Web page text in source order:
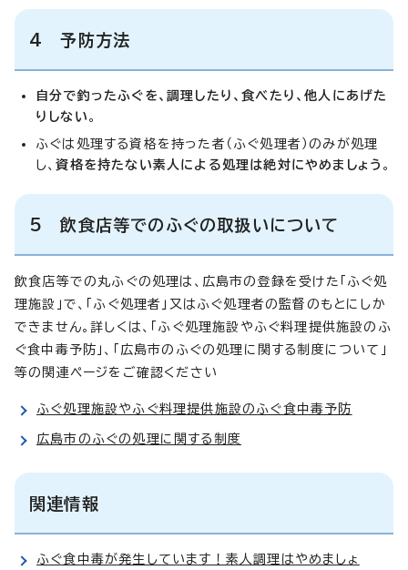
4 予防方法
自分で釣ったふぐを、調理したり、食べたり、他人にあげた
りしない 。
ふぐは処理する資格を持った者（ふぐ処理者）のみが処理
し、資格を持たない素人による処理は絶対にやめましょう 。
5 飲食店等でのふぐの取扱いについて
飲食店等での丸ふぐの処理は、広島市の登録を受けた「ふぐ処
理施設」で、「ふぐ処理者」又はふぐ処理者の監督のもとにしか
できません。詳しくは、「ふぐ処理施設やふぐ料理提供施設のふ
ぐ食中毒予防」、「広島市のふぐの処理に関する制度について」
等の関連ページをご確認ください
ふぐ処理施設やふぐ料理提供施設のふぐ食中毒予防
広島市のふぐの処理に関する制度
関連情報
ふぐ食中毒が発生しています！素人調理はやめましょ